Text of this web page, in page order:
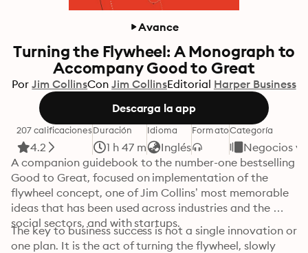
Avance
Turning the Flywheel: A Monograph to
Accompany Good to Great
Por Jim CollinsCon Jim CollinsEditorial Harper Business
Descarga la app
207 calificaciones
4.2
Duración
1 h 47 m
Idioma
Inglés
FormatoCategoría
Negocios y
A companion guidebook to the number-one bestselling
Good to Great, focused on implementation of the
flywheel concept, one of Jim Collins’ most memorable
ideas that has been used across industries and the
social sectors, and with startups.
The key to business success is not a single innovation or
one plan. It is the act of turning the flywheel, slowly